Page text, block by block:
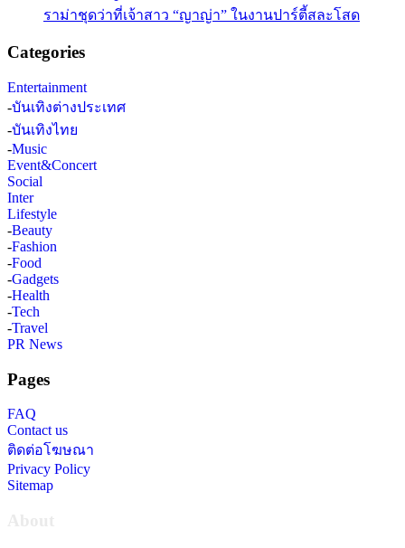
ราม่าชุดว่าที่เจ้าสาว “ญาญ่า” ในงานปาร์ตี้สละโสด
Categories
Entertainment
-บันเทิงต่างประเทศ
-บันเทิงไทย
-Music
Event&Concert
Social
Inter
Lifestyle
-Beauty
-Fashion
-Food
-Gadgets
-Health
-Tech
-Travel
PR News
Pages
FAQ
Contact us
ติดต่อโฆษณา
Privacy Policy
Sitemap